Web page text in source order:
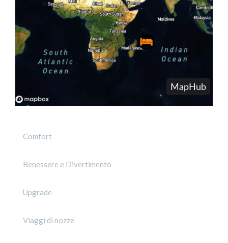
Comfort
Benessere e Divertimento
Upgrade
Viaggi di nozze